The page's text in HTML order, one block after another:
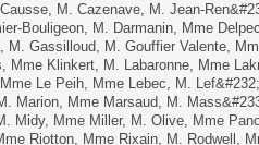
M. Cazenave, M. Jean-
Bouligeon, M. Darmanin, Mme
M. Gassilloud, M. Gouffier Valente,
Mme Klinkert, M. Labaronne, Mme
Le Peih, Mme Lebec, M.
Marion, Mme Marsaud, M.
Midy, Mme Miller, M. Olive, Mme
Riotton, Mme Rixain, M. Rodwell,